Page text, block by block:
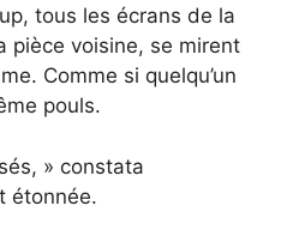
tous les écrans de la
pièce voisine, se mirent
Comme si quelqu’un
pouls.
» constata
étonnée.